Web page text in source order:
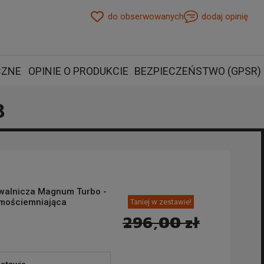
do obserwowanych dodaj opinię
OPINIE O PRODUKCIE BEZPIECZEŃSTWO (GPSR)
Magnum Turbo -
296,00 zł
Taniej w zestawie!